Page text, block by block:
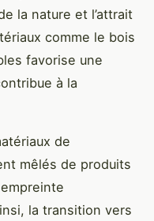
la nature et l’attrait
comme le bois
favorise une
à la
de
mêlés de produits
la transition vers